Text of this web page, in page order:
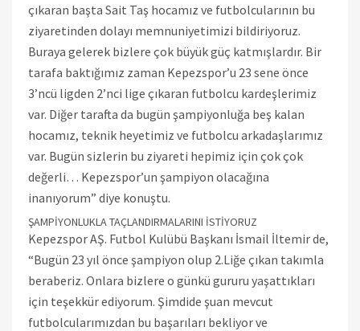
çıkaran başta Sait Taş hocamız ve futbolcularının bu
ziyaretinden dolayı memnuniyetimizi bildiriyoruz.
Buraya gelerek bizlere çok büyük güç katmışlardır. Bir
tarafa baktığımız zaman Kepezspor’u 23 sene önce
3’ncü ligden 2’nci lige çıkaran futbolcu kardeşlerimiz
var. Diğer tarafta da bugün şampiyonluğa beş kalan
hocamız, teknik heyetimiz ve futbolcu arkadaşlarımız
var. Bugün sizlerin bu ziyareti hepimiz için çok çok
değerli… Kepezspor’un şampiyon olacağına
inanıyorum” diye konuştu.
ŞAMPİYONLUKLA TAÇLANDIRMALARINI İSTİYORUZ
Kepezspor AŞ. Futbol Kulübü Başkanı İsmail İltemir de,
“Bugün 23 yıl önce şampiyon olup 2.Liğe çıkan takımla
beraberiz. Onlara bizlere o günkü gururu yaşattıkları
için teşekkür ediyorum. Şimdide şuan mevcut
futbolcularımızdan bu başarıları bekliyor ve